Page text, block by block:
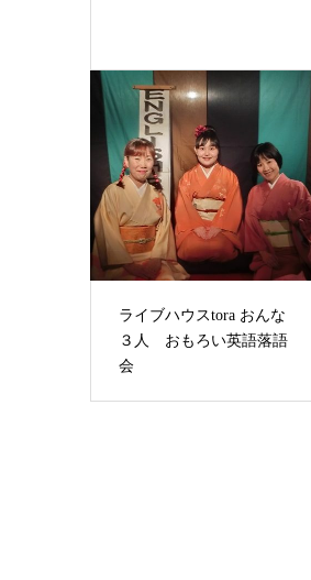
ライブハウスtora おんな
３人 おもろい英語落語
会